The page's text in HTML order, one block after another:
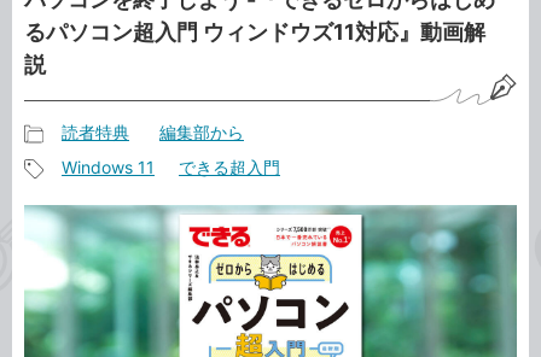
るパソコン超入門 ウィンドウズ11対応』動画解
説
事
カ
ゴ
リ
読者特典 編集部から
事
タ
Windows 11 できる超入門